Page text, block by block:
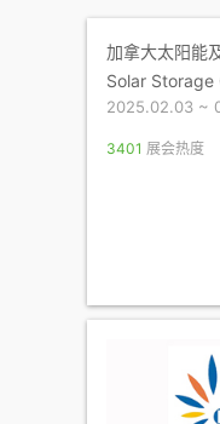
加拿大太阳能
Solar Storage
2025.02.03 ~
3401 展会热度